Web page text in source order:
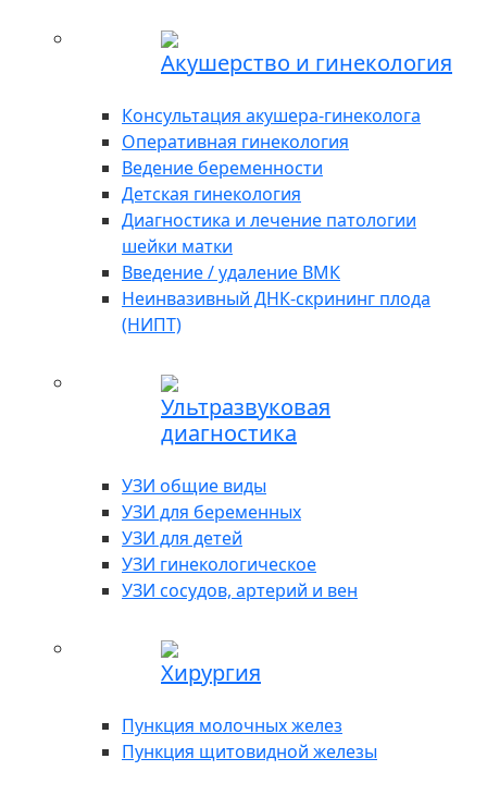
Акушерство и гинекология
Консультация акушера-гинеколога
Оперативная гинекология
Ведение беременности
Детская гинекология
Диагностика и лечение патологии
шейки матки
Введение / удаление ВМК
Неинвазивный ДНК-скрининг плода
(НИПТ)
Ультразвуковая
диагностика
УЗИ общие виды
УЗИ для беременных
УЗИ для детей
УЗИ гинекологическое
УЗИ сосудов, артерий и вен
Хирургия
Пункция молочных желез
Пункция щитовидной железы